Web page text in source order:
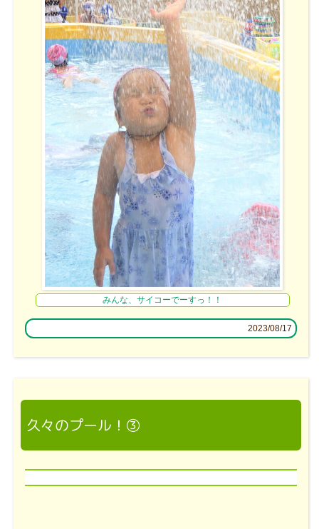
みんな、サイコーでーすっ！！
2023/08/17
久々のプール！③